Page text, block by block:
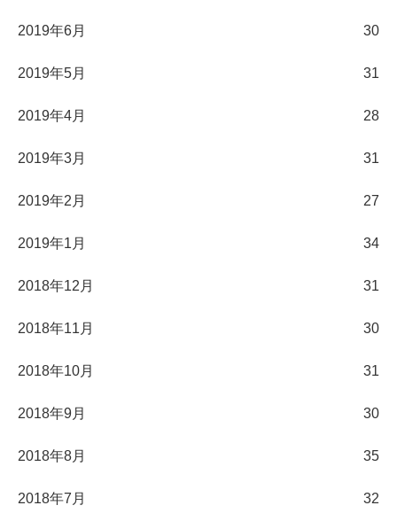
2019年6月 30
2019年5月 31
2019年4月 28
2019年3月 31
2019年2月 27
2019年1月 34
2018年12月 31
2018年11月 30
2018年10月 31
2018年9月 30
2018年8月 35
2018年7月 32